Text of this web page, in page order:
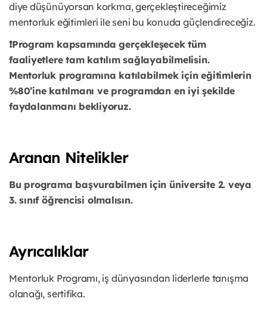
diye düşünüyorsan korkma, gerçekleştireceğimiz
mentorluk eğitimleri ile seni bu konuda güçlendireceğiz.
❗️Program kapsamında gerçekleşecek tüm
faaliyetlere tam katılım sağlayabilmelisin.
Mentorluk programına katılabilmek için eğitimlerin
%80’ine katılmanı ve programdan en iyi şekilde
faydalanmanı bekliyoruz.
Aranan Nitelikler
Bu programa başvurabilmen için üniversite 2. veya
3. sınıf öğrencisi olmalısın.
Ayrıcalıklar
Mentorluk Programı, iş dünyasından liderlerle tanışma
olanağı, sertifika.